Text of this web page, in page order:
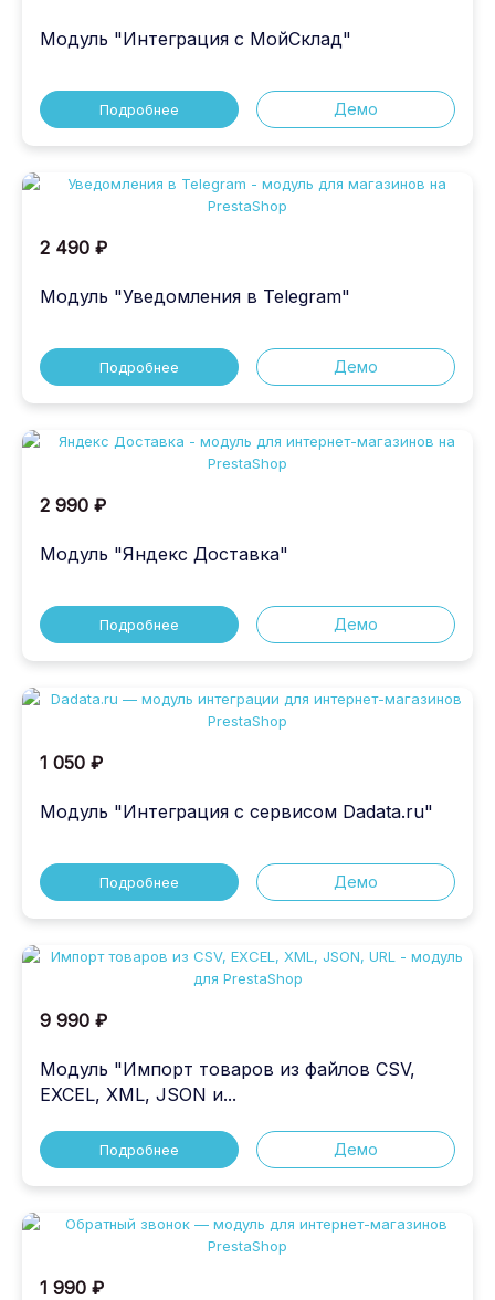
поддержку.
Модуль "Интеграция с МойСклад"
Подробнее Демо
2 490 ₽
Модуль "Уведомления в Telegram"
Подробнее Демо
2 990 ₽
Модуль "Яндекс Доставка"
Подробнее Демо
1 050 ₽
Модуль "Интеграция с сервисом Dadata.ru"
Подробнее Демо
9 990 ₽
Модуль "Импорт товаров из файлов CSV,
EXCEL, XML, JSON и...
Подробнее Демо
1 990 ₽